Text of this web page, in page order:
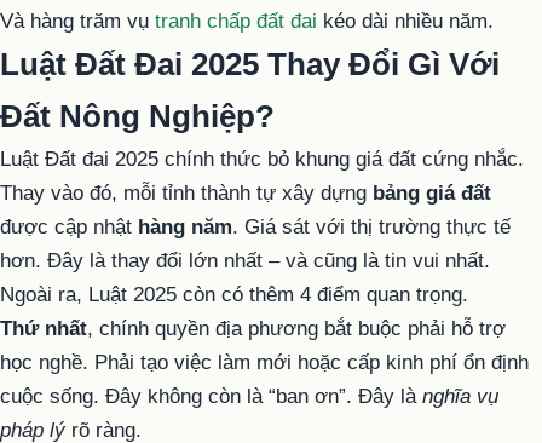
Và hàng trăm vụ tranh chấp đất đai kéo dài nhiều năm.
Luật Đất Đai 2025 Thay Đổi Gì Với
Đất Nông Nghiệp?
Luật Đất đai 2025 chính thức bỏ khung giá đất cứng nhắc.
Thay vào đó, mỗi tỉnh thành tự xây dựng bảng giá đất
được cập nhật hàng năm. Giá sát với thị trường thực tế
hơn. Đây là thay đổi lớn nhất – và cũng là tin vui nhất.
Ngoài ra, Luật 2025 còn có thêm 4 điểm quan trọng.
Thứ nhất, chính quyền địa phương bắt buộc phải hỗ trợ
học nghề. Phải tạo việc làm mới hoặc cấp kinh phí ổn định
cuộc sống. Đây không còn là “ban ơn”. Đây là nghĩa vụ
pháp lýrõ ràng.